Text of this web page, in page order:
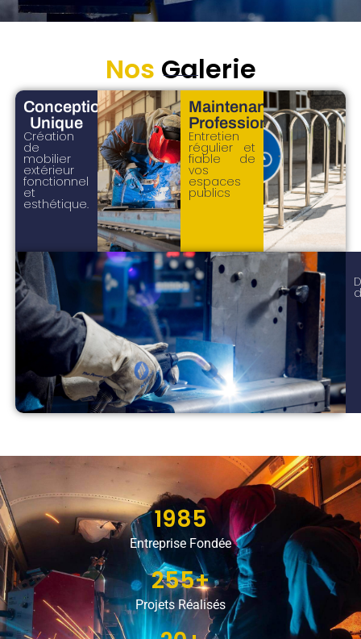
Nos Galerie
Conception
Unique
Création
de
mobilier
extérieur
fonctionnel
et
esthétique.
Maintenance
Professionnelle
Entretien
régulier et
fiable de
vos
espaces
publics
1985
Entreprise Fondée
255+
Projets Réalisés